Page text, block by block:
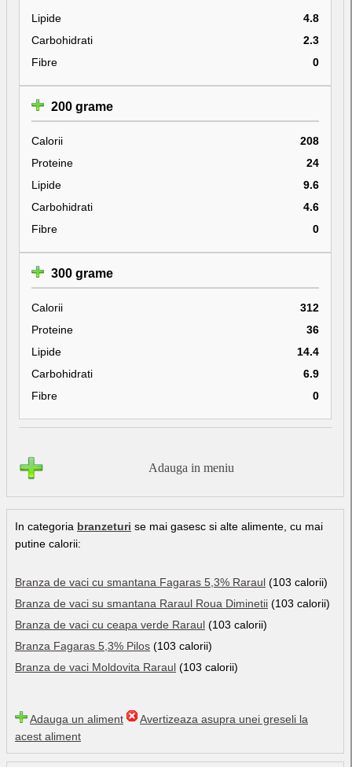
Lipide
4.8
Carbohidrati
2.3
Fibre
0
200 grame
Calorii
208
Proteine
24
Lipide
9.6
Carbohidrati
4.6
Fibre
0
300 grame
Calorii
312
Proteine
36
Lipide
14.4
Carbohidrati
6.9
Fibre
0
Adauga in meniu
In categoria branzeturi se mai gasesc si alte alimente, cu mai
putine calorii:
Branza de vaci cu smantana Fagaras 5,3% Raraul (103 calorii)
Branza de vaci su smantana Raraul Roua Diminetii (103 calorii)
Branza de vaci cu ceapa verde Raraul (103 calorii)
Branza Fagaras 5,3% Pilos (103 calorii)
Branza de vaci Moldovita Raraul (103 calorii)
Adauga un aliment
Avertizeaza asupra unei greseli la
acest aliment